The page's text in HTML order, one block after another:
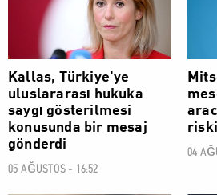
Kallas, Türkiye'ye
uluslararası hukuka
saygı gösterilmesi
konusunda bir mesaj
gönderdi
05 AĞUSTOS - 16:52
04